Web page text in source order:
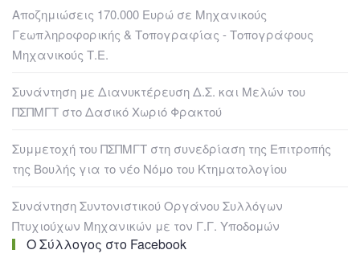
Αποζημιώσεις 170.000 Ευρώ σε Μηχανικούς
Γεωπληροφορικής & Τοπογραφίας - Τοπογράφους
Μηχανικούς Τ.Ε.
Συνάντηση με Διανυκτέρευση Δ.Σ. και Μελών του
ΠΣΠΜΓΤ στο Δασικό Χωριό Φρακτού
Συμμετοχή του ΠΣΠΜΓΤ στη συνεδρίαση της Επιτροπής
της Βουλής για το νέο Νόμο του Κτηματολογίου
Συνάντηση Συντονιστικού Οργάνου Συλλόγων
Πτυχιούχων Μηχανικών με τον Γ.Γ. Υποδομών
Ο Σύλλογος στο Facebook